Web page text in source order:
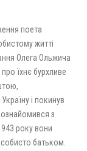
поета
житті
Олега Ольжича
їхнє бурхливе
і покинув
з
року вони
батьком.